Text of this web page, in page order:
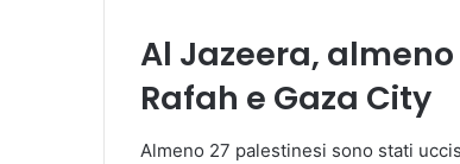
Al Jazeera,
Rafah e Gaza City
Almeno 27 palestinesi sono stati